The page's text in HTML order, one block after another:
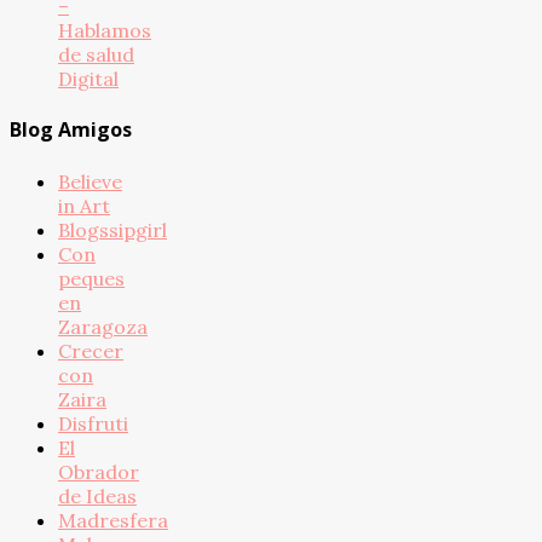
–
Hablamos
de salud
Digital
Blog Amigos
Believe
in Art
Blogssipgirl
Con
peques
en
Zaragoza
Crecer
con
Zaira
Disfruti
El
Obrador
de Ideas
Madresfera